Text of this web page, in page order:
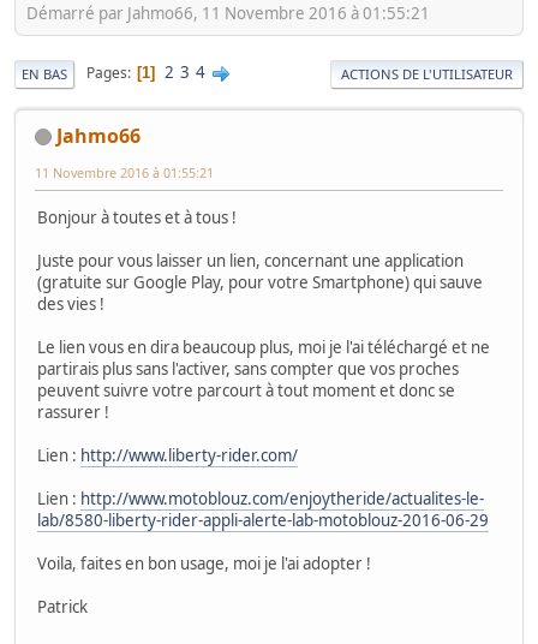
Démarré par Jahmo66, 11 Novembre 2016 à 01:55:21
EN BAS Pages 1 2 3 4 ACTIONS DE L'UTILISATEUR
Jahmo66
11 Novembre 2016 à 01:55:21
Bonjour à toutes et à tous !
Juste pour vous laisser un lien, concernant une application
(gratuite sur Google Play, pour votre Smartphone) qui sauve
des vies !
Le lien vous en dira beaucoup plus, moi je l'ai téléchargé et ne
partirais plus sans l'activer, sans compter que vos proches
peuvent suivre votre parcourt à tout moment et donc se
rassurer !
Lien : http://www.liberty-rider.com/
Lien : http://www.motoblouz.com/enjoytheride/actualites-le-
lab/8580-liberty-rider-appli-alerte-lab-motoblouz-2016-06-29
Voila, faites en bon usage, moi je l'ai adopter !
Patrick